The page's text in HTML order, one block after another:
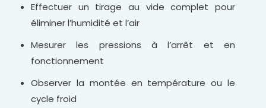
Effectuer un tirage au vide complet pour
éliminer l’humidité et l’air
Mesurer les pressions à l’arrêt et en
fonctionnement
Observer la montée en température ou le
cycle froid